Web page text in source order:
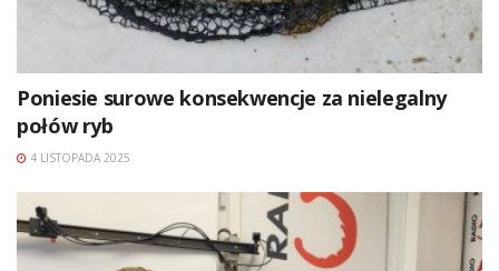
Poniesie surowe konsekwencje za nielegalny
połów ryb
4 LISTOPADA 2025